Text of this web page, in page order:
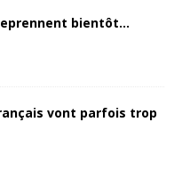
bientôt…
vont parfois trop